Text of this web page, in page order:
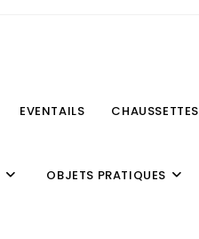
EVENTAILS CHAUSSETTES
OBJETS PRATIQUES